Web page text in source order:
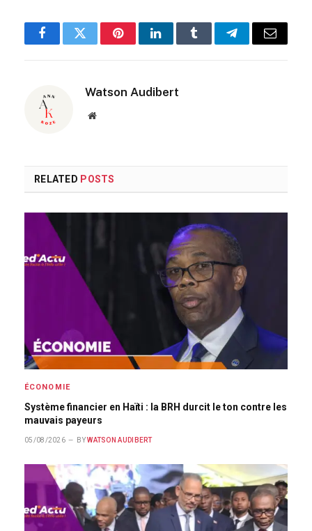
FacebookTwitterPinterestLinkedInTumblrTelegramEmail
Watson Audibert
Website
RELATED POSTS
ÉCONOMIE
Système financier en Haïti : la BRH durcit le ton contre les
mauvais payeurs
05/08/2026 BY WATSON AUDIBERT